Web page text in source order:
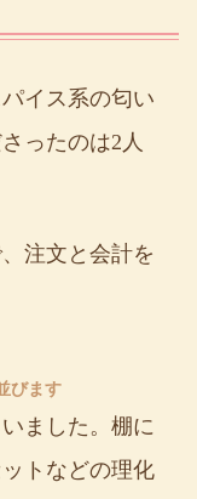
イス系の匂い
ったのは2人
注文と会計を
びます
ました。棚に
トなどの理化